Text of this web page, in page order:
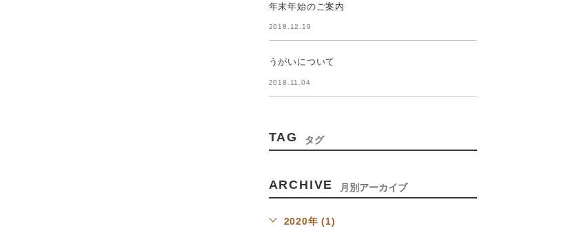
年末年始のご案内
2018.12.19
うがいについて
2018.11.04
TAG タグ
ARCHIVE 月別アーカイブ
2020年 (1)